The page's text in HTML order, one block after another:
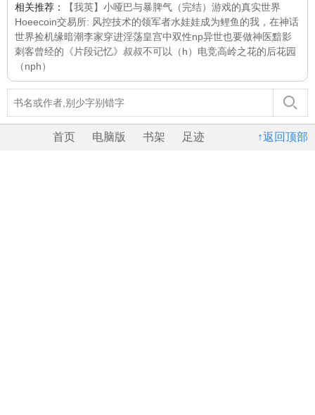
相关推荐： 【我英】小哑巴与暴脾气（完结） 游戏的真实世界
Hoeecoin交易所: 风控技术的领军者水娃娃成为鲤鱼的我，在神话
世界捡机缘暗潮李家穿进淫荡皇宫中双性np异世也要做神医黯影
刺客曾经的《片段记忆》 叔叔不可以（h） 电竞高岭之花的后花园
（nph）
↑返回顶部
首页 电脑版 书架 足迹